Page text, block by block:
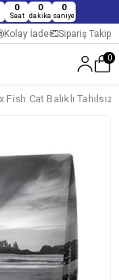
0
Saat
0
dakika
0
saniye
Kolay İade Sipariş Takip
0